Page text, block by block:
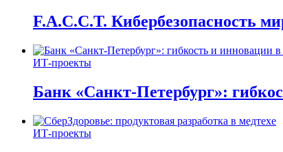
F.A.C.C.T. Кибербезопасность
ИТ-проекты
Банк «Санкт-Петербург»:
ИТ-проекты